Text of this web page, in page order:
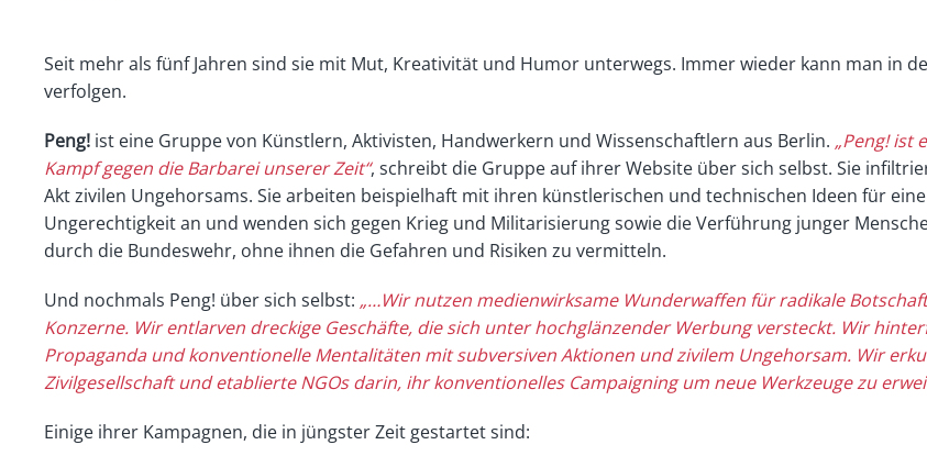
Seit mehr als fünf Jahren sind sie mit Mut, Kreativität und Humor unterwegs. Immer wieder kann man in
verfolgen.
Peng! ist eine Gruppe von Künstlern, Aktivisten, Handwerkern und Wissenschaftlern aus Berlin. „Peng! ist
Kampf gegen die Barbarei unserer Zeit“, schreibt die Gruppe auf ihrer Website über sich selbst. Sie
Akt zivilen Ungehorsams. Sie arbeiten beispielhaft mit ihren künstlerischen und technischen Ideen für
Ungerechtigkeit an und wenden sich gegen Krieg und Militarisierung sowie die Verführung junger
durch die Bundeswehr, ohne ihnen die Gefahren und Risiken zu vermitteln.
Und nochmals Peng! über sich selbst: „…Wir nutzen medienwirksame Wunderwaffen fürradikale
Konzerne. Wir entlarven dreckige Geschäfte, die sich unter hochglänzender Werbung versteckt. Wir
Propaganda und konventionelle Mentalitäten mit subversiven Aktionen und zivilem Ungehorsam. Wir
Zivilgesellschaft und etablierte NGOs darin, ihr konventionelles Campaigning um neue Werkzeuge zu
Einige ihrer Kampagnen, die in jüngster Zeit gestartet sind: